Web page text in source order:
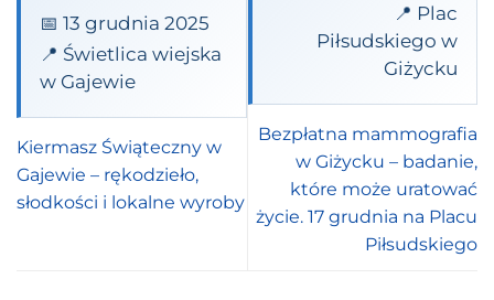
📅 13 grudnia 2025
📍 Świetlica wiejska
w Gajewie
Kiermasz Świąteczny w
Gajewie – rękodzieło,
słodkości i lokalne wyroby
📍 Plac
Piłsudskiego w
Giżycku
Bezpłatna mammografia
w Giżycku – badanie,
które może uratować
życie. 17 grudnia na Placu
Piłsudskiego